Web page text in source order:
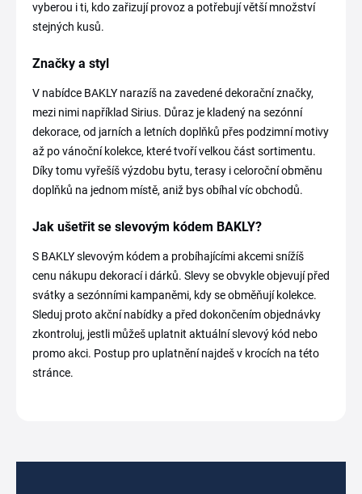
vyberou i ti, kdo zařizují provoz a potřebují větší množství
stejných kusů.
Značky a styl
V nabídce BAKLY narazíš na zavedené dekorační značky,
mezi nimi například Sirius. Důraz je kladený na sezónní
dekorace, od jarních a letních doplňků přes podzimní motivy
až po vánoční kolekce, které tvoří velkou část sortimentu.
Díky tomu vyřešíš výzdobu bytu, terasy i celoroční obměnu
doplňků na jednom místě, aniž bys obíhal víc obchodů.
Jak ušetřit se slevovým kódem BAKLY?
S BAKLY slevovým kódem a probíhajícími akcemi snížíš
cenu nákupu dekorací i dárků. Slevy se obvykle objevují před
svátky a sezónními kampaněmi, kdy se obměňují kolekce.
Sleduj proto akční nabídky a před dokončením objednávky
zkontroluj, jestli můžeš uplatnit aktuální slevový kód nebo
promo akci. Postup pro uplatnění najdeš v krocích na této
stránce.